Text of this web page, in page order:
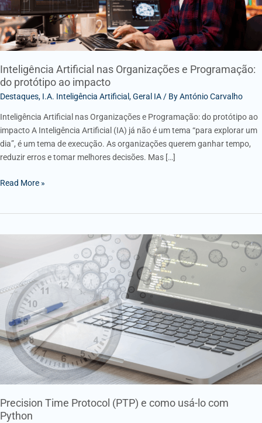
Inteligência Artificial nas Organizações e Programação:
do protótipo ao impacto
Destaques, I.A. Inteligência Artificial ,Geral IA/ ByAntónio Carvalho
Inteligência Artificial nas Organizações e Programação: do protótipo ao
impacto A Inteligência Artificial (IA) já não é um tema “para explorar um
dia”, é um tema de execução. As organizações querem ganhar tempo,
reduzir erros e tomar melhores decisões. Mas […]
ao
impacto
Read More »
Precision Time Protocol (PTP) e como usá-lo com
Python
Protocol
e
como
usá-
lo
com
Python